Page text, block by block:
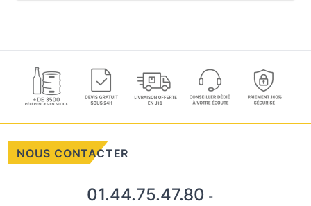
NOUS CONTACTER
01.44.75.47.80 -